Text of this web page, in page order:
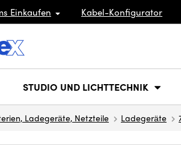
Einkaufen Kabel-Konfigurator
STUDIO UND LICHTTECHNIK
Ladegeräte, Netzteile Ladegeräte